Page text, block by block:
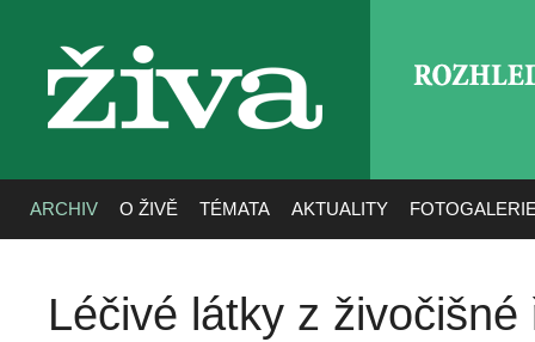
živa
ARCHIV O ŽIVĚ TÉMATA AKTUALITY
Léčivé látky z